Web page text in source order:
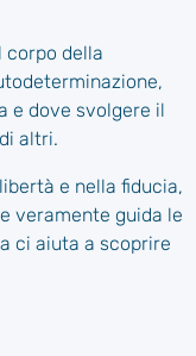
corpo della
e dove svolgere il
altri.
e nella fiducia,
veramente guida le
ci aiuta a scoprire